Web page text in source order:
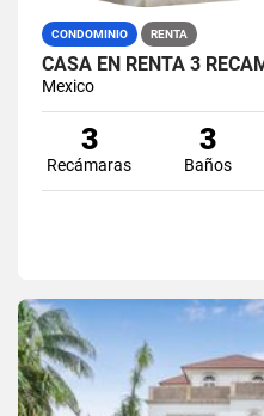
CONDOMINIO RENTA
CASA EN RENTA 3
Mexico
3
Recámaras
3
Baños